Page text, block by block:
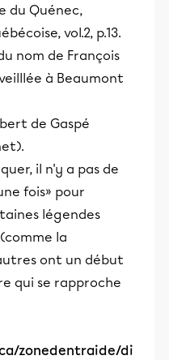
du Quénec,
vol.2, p.13.
nom de François
à Beaumont
de Gaspé
il n'y a pas de
fois» pour
légendes
la
ont un début
qui se rapproche
zonedentraide/di